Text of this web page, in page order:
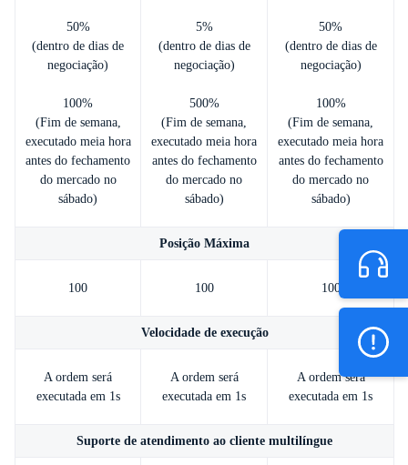
50%
(dentro de dias de
negociação)
100%
(Fim de semana,
executado meia hora
antes do fechamento
do mercado no
sábado)
5%
(dentro de dias de
negociação)
500%
(Fim de semana,
executado meia hora
antes do fechamento
do mercado no
sábado)
50%
(dentro de dias de
negociação)
100%
(Fim de semana,
executado meia hora
antes do fechamento
do mercado no
sábado)
Posição Máxima
100 100 100
Velocidade de execução
A ordem será
executada em 1s
A ordem será
executada em 1s
A ordem será
executada em 1s
Suporte de atendimento ao cliente multilíngue